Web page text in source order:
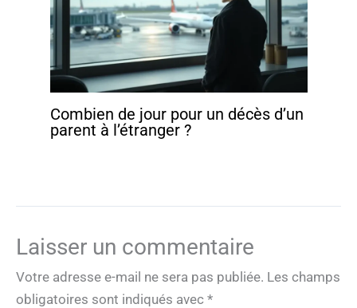
Combien de jour pour un décès d’un
parent à l’étranger ?
Laisser un commentaire
Votre adresse e-mail ne sera pas publiée. Les champs
obligatoires sont indiqués avec *